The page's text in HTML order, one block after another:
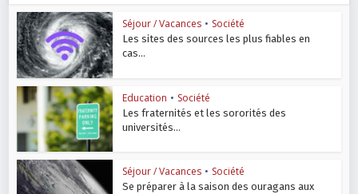
Séjour / Vacances • Société
Les sites des sources les plus fiables en
cas...
Education • Société
Les fraternités et les sororités des
universités...
Séjour / Vacances • Société
Se préparer à la saison des ouragans aux